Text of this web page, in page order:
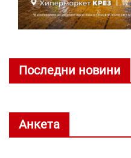
Последни новини
Анкета